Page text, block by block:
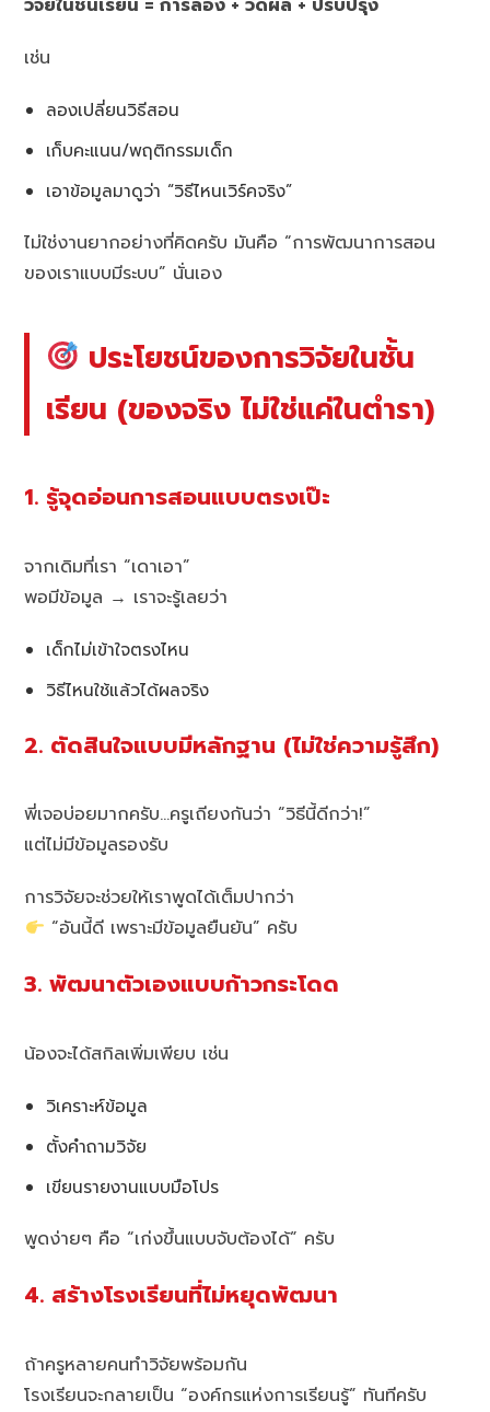
เช่น
ลองเปลี่ยนวิธีสอน
เก็บคะแนน/พฤติกรรมเด็ก
เอาข้อมูลมาดูว่า “วิธีไหนเวิร์คจริง”
ไม่ใช่งานยากอย่างที่คิดครับ มันคือ “การพัฒนาการสอน
ของเราแบบมีระบบ” นั่นเอง
ประโยชน์ของการวิจัยในชั้น
เรียน (ของจริง ไม่ใช่แค่ในตำรา)
1. รู้จุดอ่อนการสอนแบบตรงเป๊ะ
จากเดิมที่เรา “เดาเอา”
พอมีข้อมูล → เราจะรู้เลยว่า
เด็กไม่เข้าใจตรงไหน
วิธีไหนใช้แล้วได้ผลจริง
2. ตัดสินใจแบบมีหลักฐาน (ไม่ใช่ความรู้สึก)
พี่เจอบ่อยมากครับ…ครูเถียงกันว่า “วิธีนี้ดีกว่า!”
แต่ไม่มีข้อมูลรองรับ
การวิจัยจะช่วยให้เราพูดได้เต็มปากว่า
“อันนี้ดี เพราะมีข้อมูลยืนยัน” ครับ
3. พัฒนาตัวเองแบบก้าวกระโดด
น้องจะได้สกิลเพิ่มเพียบ เช่น
วิเคราะห์ข้อมูล
ตั้งคำถามวิจัย
เขียนรายงานแบบมือโปร
พูดง่ายๆ คือ “เก่งขึ้นแบบจับต้องได้” ครับ
4. สร้างโรงเรียนที่ไม่หยุดพัฒนา
ถ้าครูหลายคนทำวิจัยพร้อมกัน
โรงเรียนจะกลายเป็น “องค์กรแห่งการเรียนรู้” ทันทีครับ